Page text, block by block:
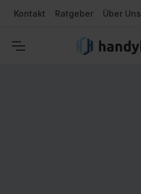
Kontakt Ratgeber Über Uns